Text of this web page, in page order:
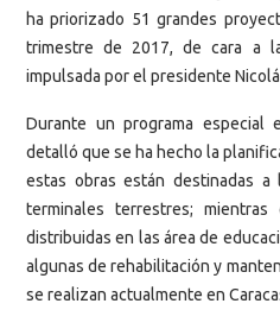
ha priorizado 51 grandes
trimestre de 2017, de cara a la
impulsada por el presidente
Durante un programa especial
detalló que se ha hecho la
estas obras están destinadas a
terminales terrestres;
distribuidas en las área de
algunas de rehabilitación y
se realizan actualmente en